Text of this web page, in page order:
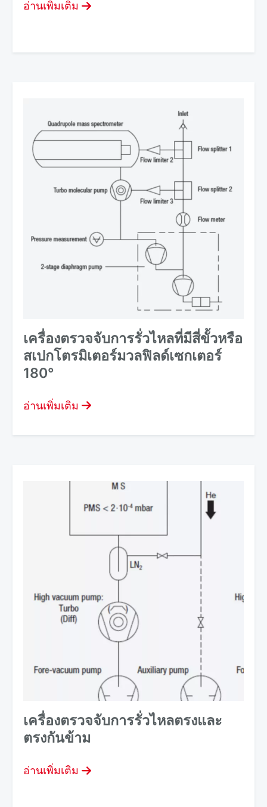
อ่านเพิ่มเติม
เครื่องตรวจจับการรั่วไหลที่มีสี่ขั้วหรือ
สเปกโตรมิเตอร์มวลฟิลด์เซกเตอร์
180°
อ่านเพิ่มเติม
เครื่องตรวจจับการรั่วไหลตรงและ
ตรงกันข้าม
อ่านเพิ่มเติม